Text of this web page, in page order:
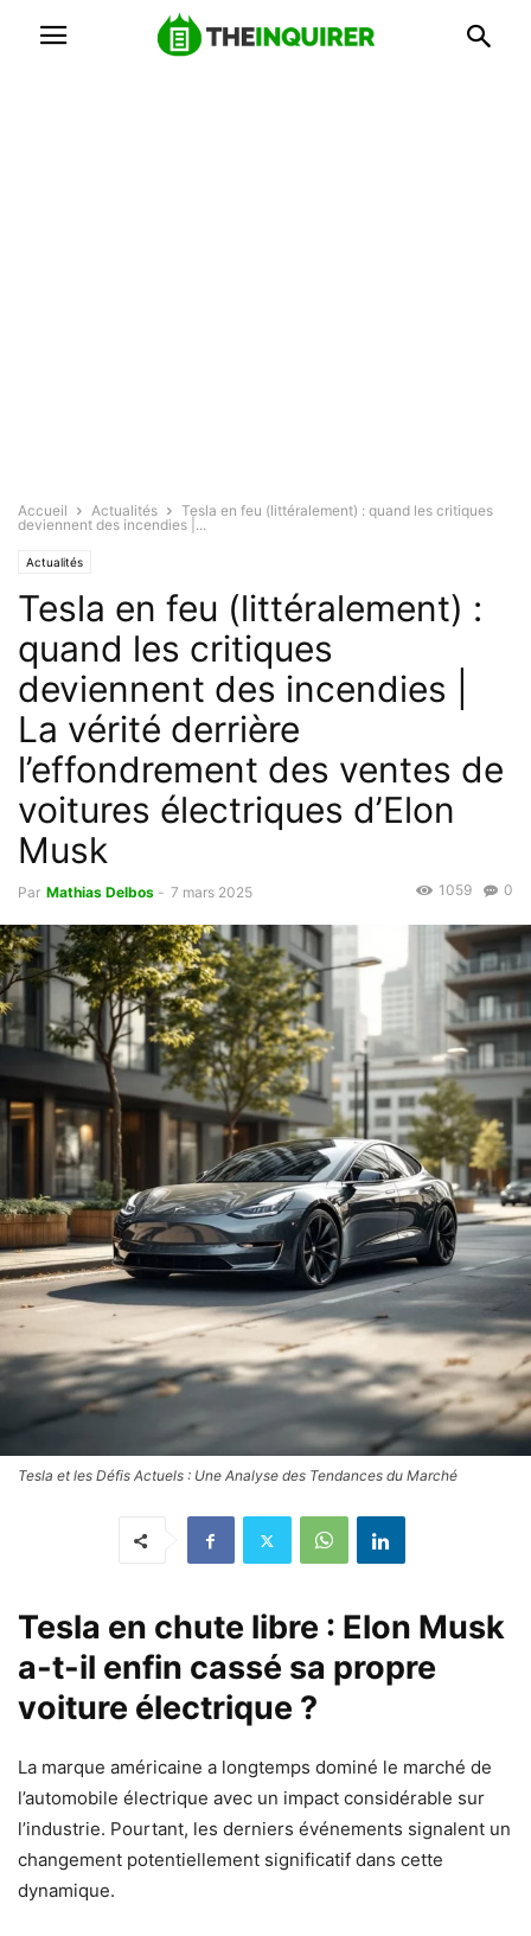
Accueil Actualités
Tesla en feu (littéralement) : quand les critiques
deviennent des incendies |...
Actualités
Tesla en feu (littéralement) :
quand les critiques
deviennent des incendies |
La vérité derrière
l’effondrement des ventes de
voitures électriques d’Elon
Musk
Par Mathias Delbos - 7 mars 2025 0
1059
Tesla et les Défis Actuels : Une Analyse des Tendances du Marché
Tesla en chute libre : Elon Musk
a-t-il enfin cassé sa propre
voiture électrique ?
La marque américaine a longtemps dominé le marché de
l’automobile électrique avec un impact considérable sur
l’industrie. Pourtant, les derniers événements signalent un
changement potentiellement significatif dans cette
dynamique.